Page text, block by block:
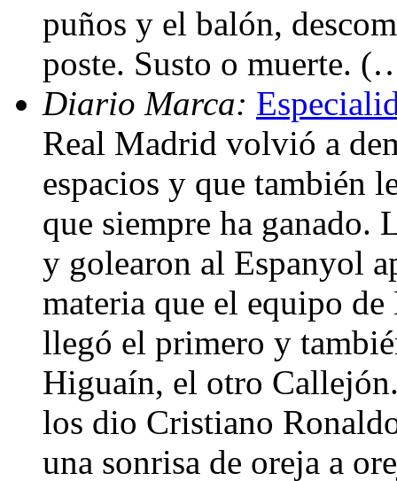
puños y el balón,
poste. Susto o muerte.
Diario Marca:
Real Madrid volvió a
espacios y que también
que siempre ha ganado.
y golearon al Espanyol
materia que el equipo
llegó el primero y
Higuaín, el otro
los dio Cristiano
una sonrisa de oreja a